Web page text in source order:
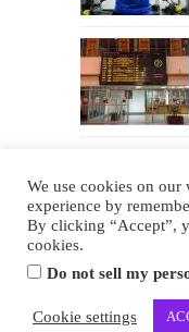
Copyright
We use cookies on
experience by
By clicking “Accept”,
cookies.
Do not sell my
Cookie settings